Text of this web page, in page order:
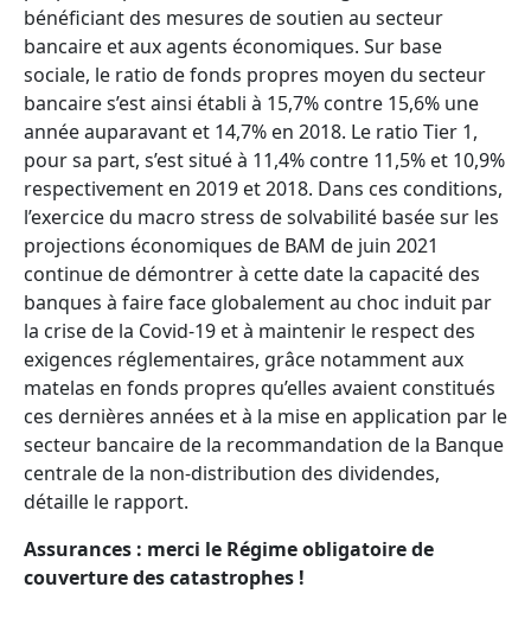
bénéficiant des mesures de soutien au secteur
bancaire et aux agents économiques. Sur base
sociale, le ratio de fonds propres moyen du secteur
bancaire s’est ainsi établi à 15,7% contre 15,6% une
année auparavant et 14,7% en 2018. Le ratio Tier 1,
pour sa part, s’est situé à 11,4% contre 11,5% et 10,9%
respectivement en 2019 et 2018. Dans ces conditions,
l’exercice du macro stress de solvabilité basée sur les
projections économiques de BAM de juin 2021
continue de démontrer à cette date la capacité des
banques à faire face globalement au choc induit par
la crise de la Covid-19 et à maintenir le respect des
exigences réglementaires, grâce notamment aux
matelas en fonds propres qu’elles avaient constitués
ces dernières années et à la mise en application par le
secteur bancaire de la recommandation de la Banque
centrale de la non-distribution des dividendes,
détaille le rapport.
Assurances : merci le Régime obligatoire de
couverture des catastrophes !